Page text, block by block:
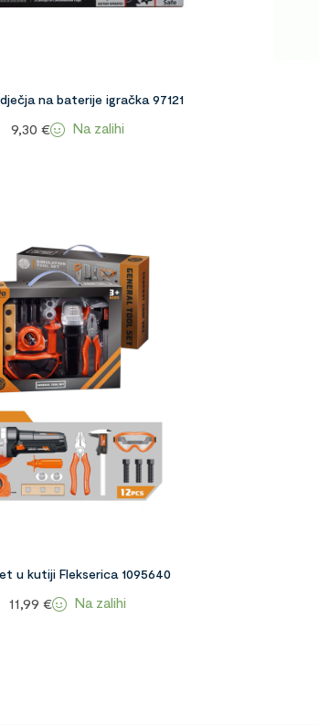
na baterije igračka 97121
9,30€ Na zalihi
u kutiji Flekserica 1095640
11,99€ Na zalihi